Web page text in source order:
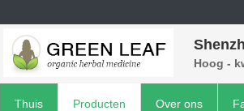
Hoog -
Thuis Producten Over ons